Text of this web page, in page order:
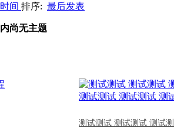
间 排序: 最后发表
尚无主题
测试测试 测试测试 测试